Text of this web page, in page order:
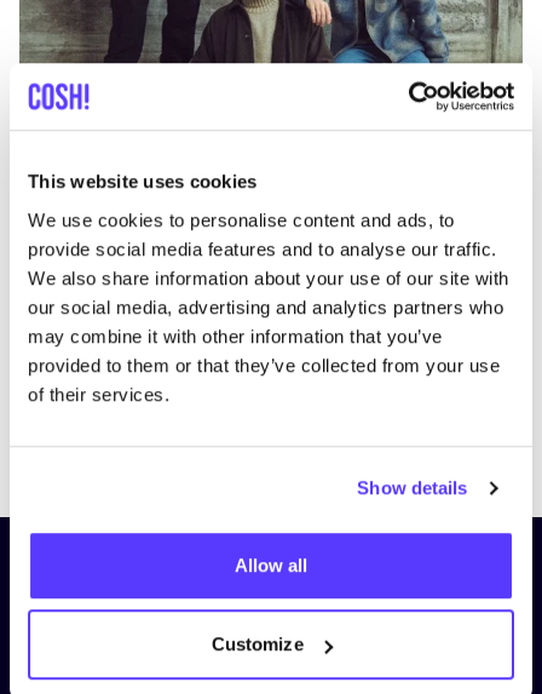
This website uses cookies
We use cookies to personalise content and ads, to
provide social media features and to analyse our traffic.
We also share information about your use of our site with
our social media, advertising and analytics partners who
may combine it with other information that you’ve
provided to them or that they’ve collected from your use
of their services.
Show details
Allow all
Customize
Inscrivez-vous à notre lettre
d’information et restez informé !